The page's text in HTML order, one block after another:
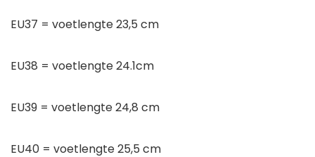
EU37 = voetlengte 23,5 cm
EU38 = voetlengte 24.1cm
EU39 = voetlengte 24,8 cm
EU40 = voetlengte 25,5 cm